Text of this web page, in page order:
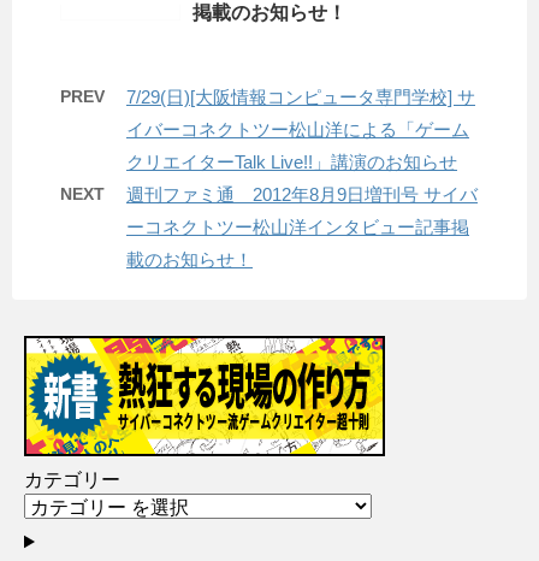
掲載のお知らせ！
PREV
7/29(日)[大阪情報コンピュータ専門学校] サ
イバーコネクトツー松山洋による「ゲーム
クリエイターTalk Live!!」講演のお知らせ
NEXT
週刊ファミ通 2012年8月9日増刊号 サイバ
ーコネクトツー松山洋インタビュー記事掲
載のお知らせ！
カテゴリー